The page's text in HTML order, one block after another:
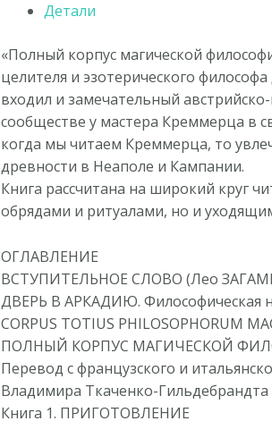
Детали
«Полный корпус магической
целителя и эзотерического
входил и замечательный
сообществе у мастера Креммерца в
когда мы читаем Креммерца, то
древности в Неаполе и Кампании.
Книга рассчитана на широкий круг
обрядами и ритуалами, но и
ОГЛАВЛЕНИЕ
ВСТУПИТЕЛЬНОЕ СЛОВО (Лео
ДВЕРЬ В АРКАДИЮ. Философическая
CORPUS TOTIUS PHILOSOPHORUM
ПОЛНЫЙ КОРПУС МАГИЧЕСКОЙ
Перевод с французского и
Владимира Ткаченко-Гильдебрандта
Книга 1. ПРИГОТОВЛЕНИЕ